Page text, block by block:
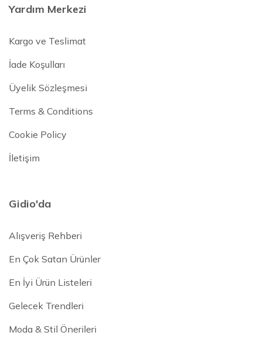
Yardım Merkezi
Kargo ve Teslimat
İade Koşulları
Üyelik Sözleşmesi
Terms & Conditions
Cookie Policy
İletişim
Gidio'da
Alışveriş Rehberi
En Çok Satan Ürünler
En İyi Ürün Listeleri
Gelecek Trendleri
Moda & Stil Önerileri